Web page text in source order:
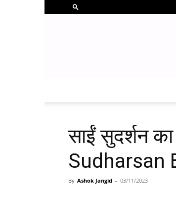
साईं सुदर्शन
Sudharsan
By Ashok Jangid - 03/11/2023